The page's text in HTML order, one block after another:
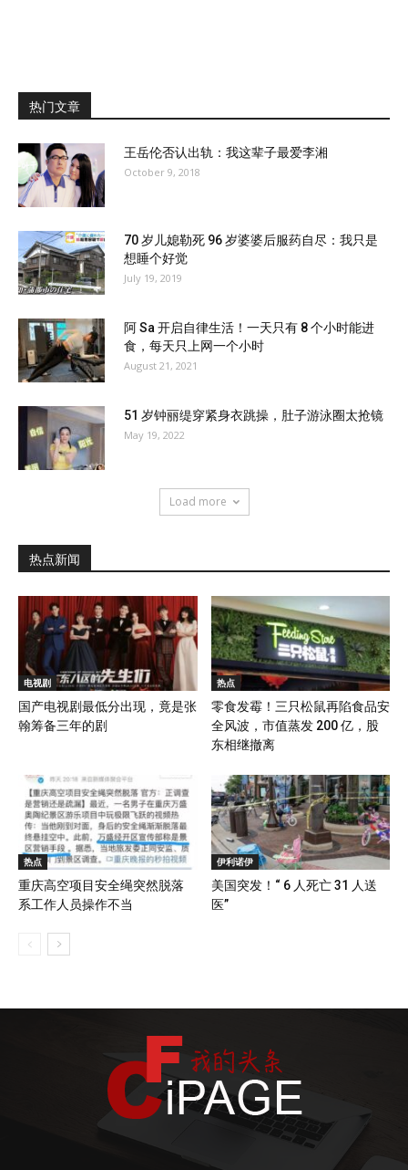
热门文章
王岳伦否认出轨：我这辈子最爱李湘
October 9, 2018
70 岁儿媳勒死 96 岁婆婆后服药自尽：我只是
想睡个好觉
July 19, 2019
阿 Sa 开启自律生活！一天只有 8 个小时能进
食，每天只上网一个小时
August 21, 2021
51 岁钟丽缇穿紧身衣跳操，肚子游泳圈太抢镜
May 19, 2022
Load more
热点新闻
电视剧
国产电视剧最低分出现，竟是张
翰筹备三年的剧
热点
零食发霉！三只松鼠再陷食品安
全风波，市值蒸发 200 亿，股
东相继撤离
热点
重庆高空项目安全绳突然脱落
系工作人员操作不当
伊利诺伊
美国突发！“ 6 人死亡 31 人送
医”